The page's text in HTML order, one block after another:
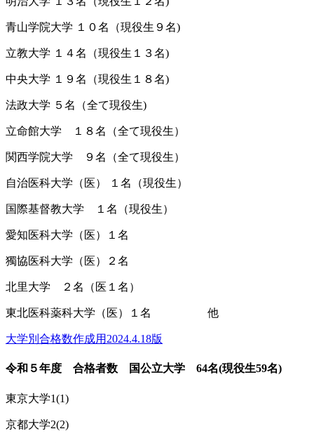
青山学院大学 １０名（現役生９名)
立教大学 １４名（現役生１３名)
中央大学 １９名（現役生１８名)
法政大学 ５名（全て現役生)
立命館大学 １８名（全て現役生）
関西学院大学 ９名（全て現役生）
自治医科大学（医） １名（現役生）
国際基督教大学 １名（現役生）
愛知医科大学（医）１名
獨協医科大学（医）２名
北里大学 ２名（医１名）
東北医科薬科大学（医）１名 他
大学別合格数作成用2024.4.18版
令和５年度 合格者数 国公立大学 64名(現役生59名)
東京大学1(1)
京都大学2(2)